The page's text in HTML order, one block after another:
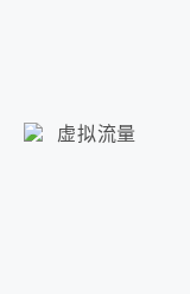
虚拟流量